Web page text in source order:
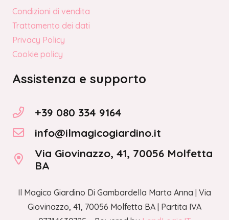
Condizioni di vendita
Trattamento dei dati
Privacy Policy
Cookie policy
Assistenza e supporto
+39 080 334 9164
info@ilmagicogiardino.it
Via Giovinazzo, 41, 70056 Molfetta
BA
Il Magico Giardino Di Gambardella Marta Anna | Via
Giovinazzo, 41, 70056 Molfetta BA | Partita IVA